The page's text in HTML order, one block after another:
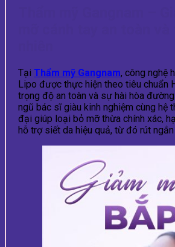
Tại Thẩm mỹ Gangnam, công nghệ
Lipo được thực hiện theo tiêu chuẩn
trọng độ an toàn và sự hài hòa
ngũ bác sĩ giàu kinh nghiệm cùng hệ
đại giúp loại bỏ mỡ thừa chính xác,
hỗ trợ siết da hiệu quả, từ đó rút